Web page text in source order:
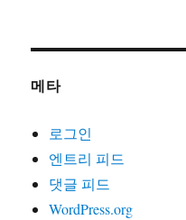
메타
로그인
엔트리 피드
댓글 피드
WordPress.org